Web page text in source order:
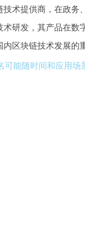
技术提供商，在政务
术研发，其产品在数
内区块链技术发展
能随时间和应用